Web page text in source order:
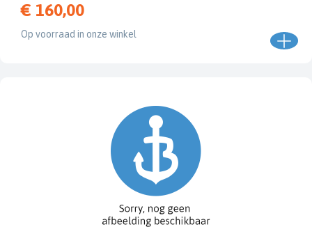
€ 160,00
Op voorraad in onze winkel